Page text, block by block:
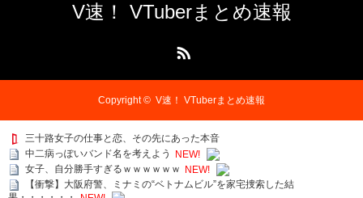
V速！ VTuberまとめ速報
Copyright © V速！ VTuberまとめ速報
三十路女子の仕事と恋、その先にあった本音
中二病っぽいバンド名を考えよう
NEW!
女子、自分勝手すぎるｗｗｗｗｗｗ NEW!
【衝撃】大阪府警、ミナミの“ベトナムビル”を家宅捜索した結